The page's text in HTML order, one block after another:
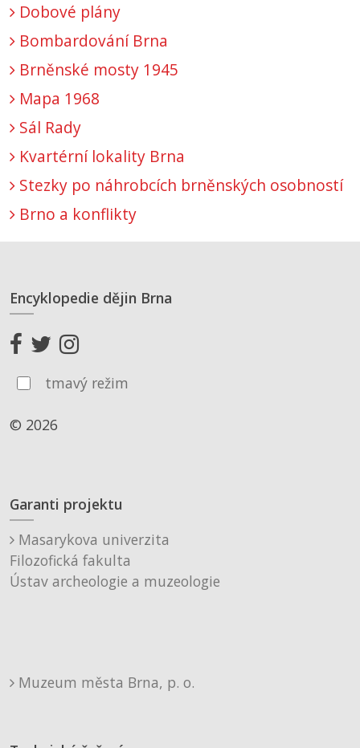
Dobové plány
Bombardování Brna
Brněnské mosty 1945
Mapa 1968
Sál Rady
Kvartérní lokality Brna
Stezky po náhrobcích brněnských osobností
Brno a konflikty
Encyklopedie dějin Brna
tmavý režim
© 2026
Garanti projektu
Masarykova univerzita
Filozofická fakulta
Ústav archeologie a muzeologie
Muzeum města Brna, p. o.